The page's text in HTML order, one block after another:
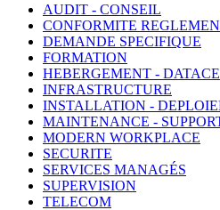
AUDIT - CONSEIL
CONFORMITE
DEMANDE SPECIFIQUE
FORMATION
HEBERGEMENT -
INFRASTRUCTURE
INSTALLATION -
MAINTENANCE -
MODERN WORKPLACE
SECURITE
SERVICES MANAGÉS
SUPERVISION
TELECOM